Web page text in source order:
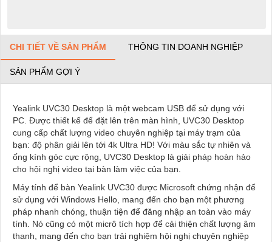
CHI TIẾT VỀ SẢN PHẨM THÔNG TIN DOANH NGHIỆP
SẢN PHẨM GỢI Ý
Yealink UVC30 Desktop là một webcam USB để sử dụng với
PC. Được thiết kế để đặt lên trên màn hình, UVC30 Desktop
cung cấp chất lượng video chuyên nghiệp tại máy trạm của
bạn: độ phân giải lên tới 4k Ultra HD! Với màu sắc tự nhiên và
ống kính góc cực rộng, UVC30 Desktop là giải pháp hoàn hảo
cho hội nghị video tại bàn làm việc của bạn.
Máy tính để bàn Yealink UVC30 được Microsoft chứng nhận để
sử dụng với Windows Hello, mang đến cho bạn một phương
pháp nhanh chóng, thuận tiện để đăng nhập an toàn vào máy
tính. Nó cũng có một micrô tích hợp để cải thiện chất lượng âm
thanh, mang đến cho bạn trải nghiệm hội nghị chuyên nghiệp